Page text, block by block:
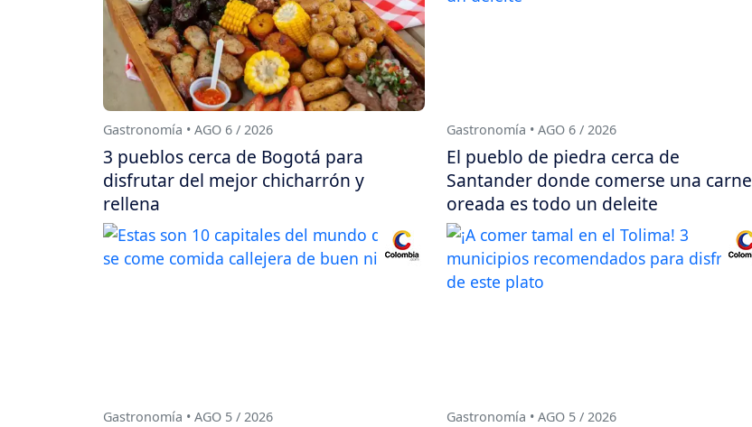
Gastronomía • AGO 6 / 2026
3 pueblos cerca de Bogotá para
disfrutar del mejor chicharrón y
rellena
Gastronomía • AGO 6 / 2026
El pueblo de piedra cerca de
Santander donde comerse una carne
oreada es todo un deleite
Gastronomía • AGO 5 / 2026 Gastronomía • AGO 5 / 2026